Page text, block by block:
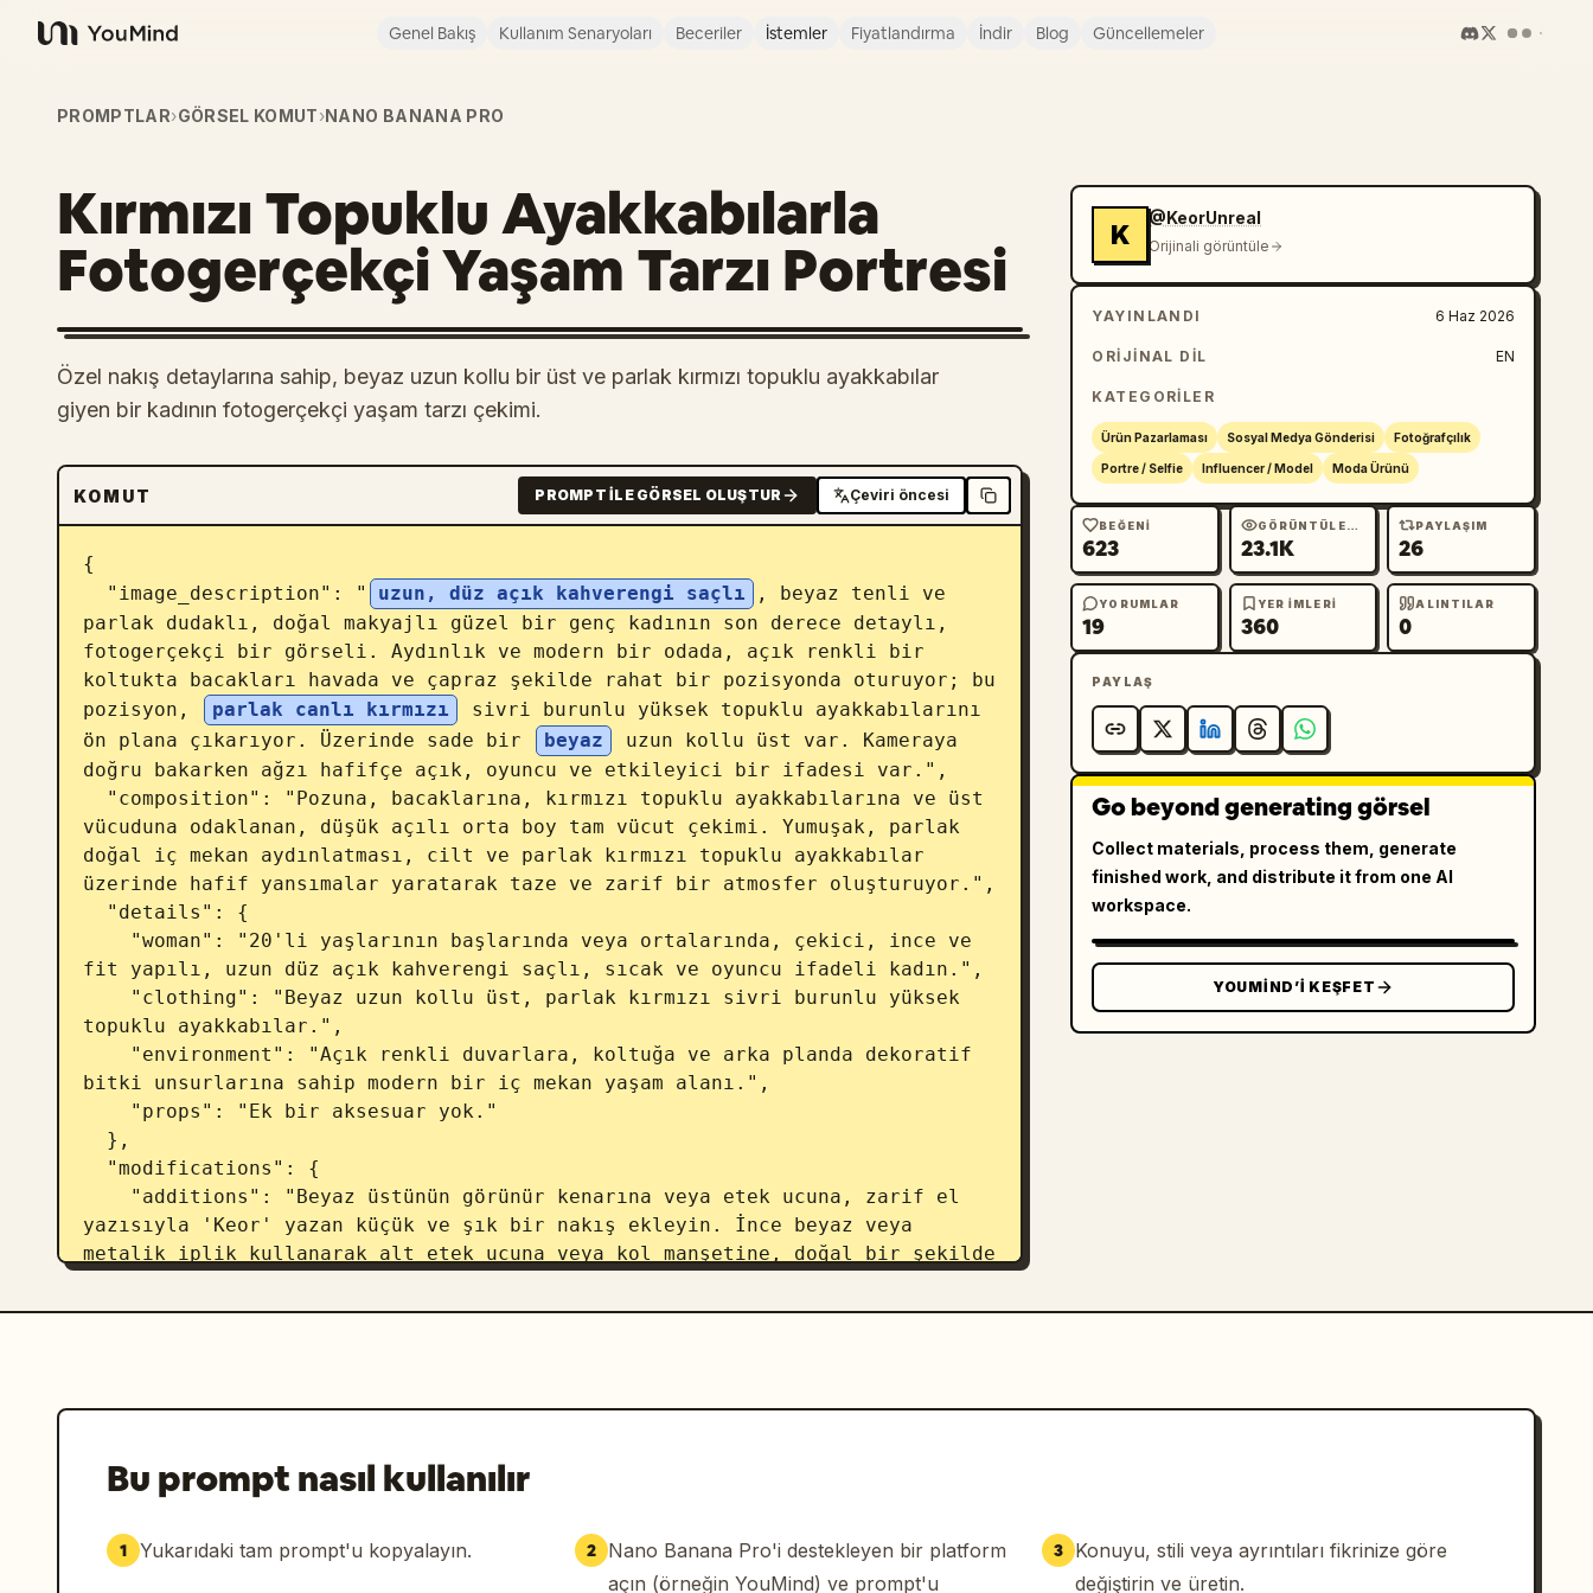
YouMind
Genel Bakış Kullanım Senaryoları Beceriler İstemler Fiyatlandırma İndir Blog Güncellemeler
PROMPTLAR›GÖRSEL KOMUT›NANO BANANA PRO
Kırmızı Topuklu Ayakkabılarla
Fotogerçekçi Yaşam Tarzı Portresi
Özel nakış detaylarına sahip, beyaz uzun kollu bir üst ve parlak kırmızı topuklu ayakkabılar
giyen bir kadının fotogerçekçi yaşam tarzı çekimi.
KOMUT PROMPT ILE GÖRSEL OLUŞTUR Çeviri öncesi
{
  "image_description": "
uzun, düz açık kahverengi saçlı
, beyaz tenli ve
parlak dudaklı, doğal makyajlı güzel bir genç kadının son derece detaylı,
fotogerçekçi bir görseli. Aydınlık ve modern bir odada, açık renkli bir
koltukta bacakları havada ve çapraz şekilde rahat bir pozisyonda oturuyor; bu
pozisyon,
parlak canlı kırmızı
sivri burunlu yüksek topuklu ayakkabılarını
ön plana çıkarıyor. Üzerinde sade bir
beyaz
uzun kollu üst var. Kameraya
doğru bakarken ağzı hafifçe açık, oyuncu ve etkileyici bir ifadesi var.",
vücuduna odaklanan, düşük açılı orta boy tam vücut çekimi. Yumuşak, parlak
doğal iç mekan aydınlatması, cilt ve parlak kırmızı topuklu ayakkabılar
üzerinde hafif yansımalar yaratarak taze ve zarif bir atmosfer oluşturuyor.",
fit yapılı, uzun düz açık kahverengi saçlı, sıcak ve oyuncu ifadeli kadın.",
topuklu ayakkabılar.",
bitki unsurlarına sahip modern bir iç mekan yaşam alanı.",
yazısıyla 'Keor' yazan küçük ve şık bir nakış ekleyin. İnce beyaz veya
metalik iplik kullanarak alt etek ucuna veya kol manşetine, doğal bir şekilde
yerleştirin."
    "aspect_ratio": "dikey",
    "quality": "Son derece detaylı saç telleri, cilt dokusu, parlak kırmızı
K
@KeorUnreal
Orijinali görüntüle
YAYINLANDI 6 Haz 2026
ORIJINAL DIL EN
KATEGORILER
Ürün Pazarlaması Sosyal Medya Gönderisi Fotoğrafçılık
Portre / Selfie Influencer / Model Moda Ürünü
BEĞENI
623
GÖRÜNTÜLEME
23.1K
PAYLAŞIM
26
YORUMLAR
19
YER IMLERI
360
ALINTILAR
0
PAYLAŞ
Go beyond generating görsel
Collect materials, process them, generate
finished work, and distribute it from one AI
workspace.
YOUMIND’I KEŞFET
Bu prompt nasıl kullanılır
1 Yukarıdaki tam prompt'u kopyalayın. 2 Nano Banana Pro'i destekleyen bir platform
açın (örneğin YouMind) ve prompt'u
3
Konuyu, stili veya ayrıntıları fikrinize göre
değiştirin ve üretin.